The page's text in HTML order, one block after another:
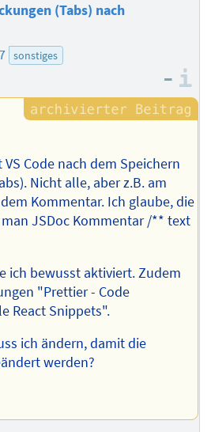
(Tabs) nach
sonstiges
–
Code nach dem Speichern
Nicht alle, aber z.B. am
Kommentar. Ich glaube, die
JSDoc Kommentar /** text
ich bewusst aktiviert. Zudem
"Prettier - Code
React Snippets".
ich ändern, damit die
werden?